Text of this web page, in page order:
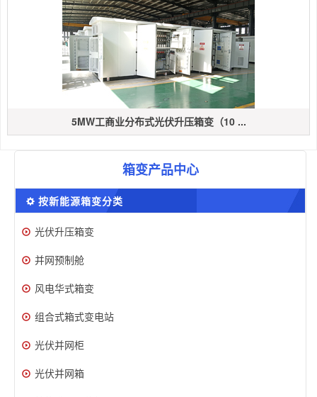
5MW工商业分布式光伏升压箱变（10 ...
箱变产品中心
按新能源箱变分类
光伏升压箱变
并网预制舱
风电华式箱变
组合式箱式变电站
光伏并网柜
光伏并网箱